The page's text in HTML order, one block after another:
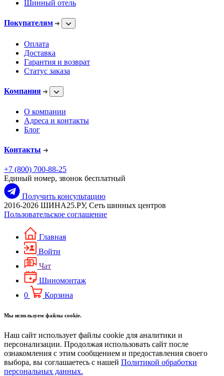
Шинный отель
Покупателям
Оплата
Доставка
Гарантия и возврат
Статус заказа
Компания
О компании
Адреса и контакты
Блог
Контакты
+7 (800) 700-88-25
Единый номер, звонок бесплатный
Получить консультацию
2016-2026 ШИНА25.РУ, Сеть шинных центров
Пользовательское соглашение
Главная
Войти
Чат
Шиномонтаж
0
Корзина
Мы используем файлы cookie.
Наш сайт использует файлы cookie для аналитики и
персонализации. Продолжая использовать сайт после
ознакомления с этим сообщением и предоставления своего
выбора, вы соглашаетесь с нашей Политикой обработки
персональных данных.